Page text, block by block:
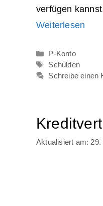
verfügen
Weiterlesen
Kategorien
P-Konto
Schlagwörter
Schulden
Schreibe einen
29.